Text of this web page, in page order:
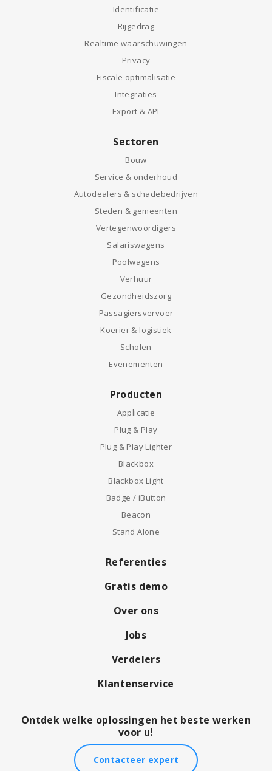
Identificatie
Rijgedrag
Realtime waarschuwingen
Privacy
Fiscale optimalisatie
Integraties
Export & API
Sectoren
Bouw
Service & onderhoud
Autodealers & schadebedrijven
Steden & gemeenten
Vertegenwoordigers
Salariswagens
Poolwagens
Verhuur
Gezondheidszorg
Passagiersvervoer
Koerier & logistiek
Scholen
Evenementen
Producten
Applicatie
Plug & Play
Plug & Play Lighter
Blackbox
Blackbox Light
Badge / iButton
Beacon
Stand Alone
Referenties
Gratis demo
Over ons
Jobs
Verdelers
Klantenservice
Ontdek welke oplossingen het beste werken
voor u!
Contacteer expert